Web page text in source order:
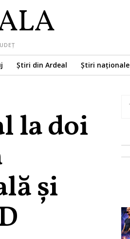
Știri din Ardeal Știri naționale
la doi
și